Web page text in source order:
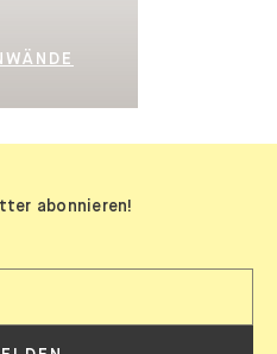
abonnieren!